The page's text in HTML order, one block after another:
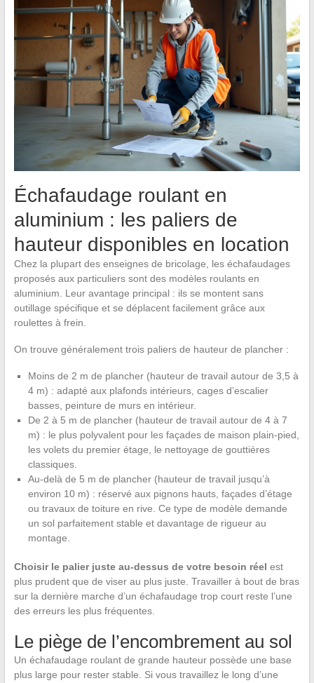
Échafaudage roulant en
aluminium : les paliers de
hauteur disponibles en location
Chez la plupart des enseignes de bricolage, les échafaudages
proposés aux particuliers sont des modèles roulants en
aluminium. Leur avantage principal : ils se montent sans
outillage spécifique et se déplacent facilement grâce aux
roulettes à frein.
On trouve généralement trois paliers de hauteur de plancher :
Moins de 2 m de plancher (hauteur de travail autour de 3,5 à
4 m) : adapté aux plafonds intérieurs, cages d’escalier
basses, peinture de murs en intérieur.
De 2 à 5 m de plancher (hauteur de travail autour de 4 à 7
m) : le plus polyvalent pour les façades de maison plain-pied,
les volets du premier étage, le nettoyage de gouttières
classiques.
Au-delà de 5 m de plancher (hauteur de travail jusqu’à
environ 10 m) : réservé aux pignons hauts, façades d’étage
ou travaux de toiture en rive. Ce type de modèle demande
un sol parfaitement stable et davantage de rigueur au
montage.
Choisir le palier juste au-dessus de votre besoin réel est
plus prudent que de viser au plus juste. Travailler à bout de bras
sur la dernière marche d’un échafaudage trop court reste l’une
des erreurs les plus fréquentes.
Le piège de l’encombrement au sol
Un échafaudage roulant de grande hauteur possède une base
plus large pour rester stable. Si vous travaillez le long d’une